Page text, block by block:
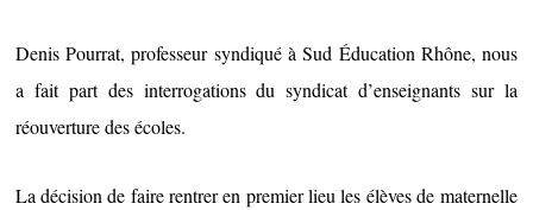
Denis Pourrat, professeur syndiqué à Sud Éducation Rhône, nous
a fait part des interrogations du syndicat d’enseignants sur la
réouverture des écoles.
La décision de faire rentrer en premier lieu les élèves de maternelle